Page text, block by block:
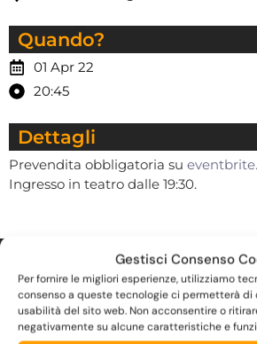
Gestisci Consenso
Per fornire le migliori esperienze, utilizziamo
consenso a queste tecnologie ci permetterà di
usabilità del sito web. Non acconsentire o
negativamente su alcune caratteristiche e
Quando?
01 Apr 22
20:45
Dettagli
Prevendita obbligatoria su
Ingresso in teatro dalle 19:30.
Contatti
346 6642492